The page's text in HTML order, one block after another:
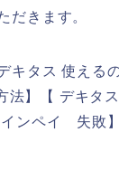
だきます。
キタス 使える
】【 デキタ
ンペイ 失敗